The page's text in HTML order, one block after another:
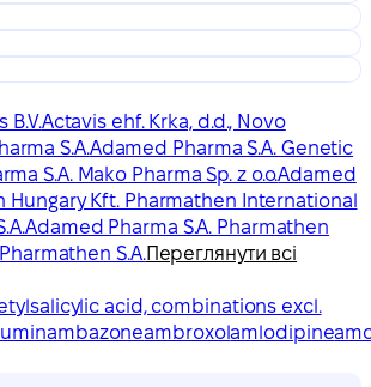
B.V.Actavis ehf. Krka, d.d., Novo
S.A.Adamed Pharma S.A. Genetic
S.A. Mako Pharma Sp. z o.o.Adamed
Hungary Kft. Pharmathen International
Adamed Pharma S.A. Pharmathen
S.A.Переглянути всі
acid, combinations excl.
ambazoneambroxolamlodipine